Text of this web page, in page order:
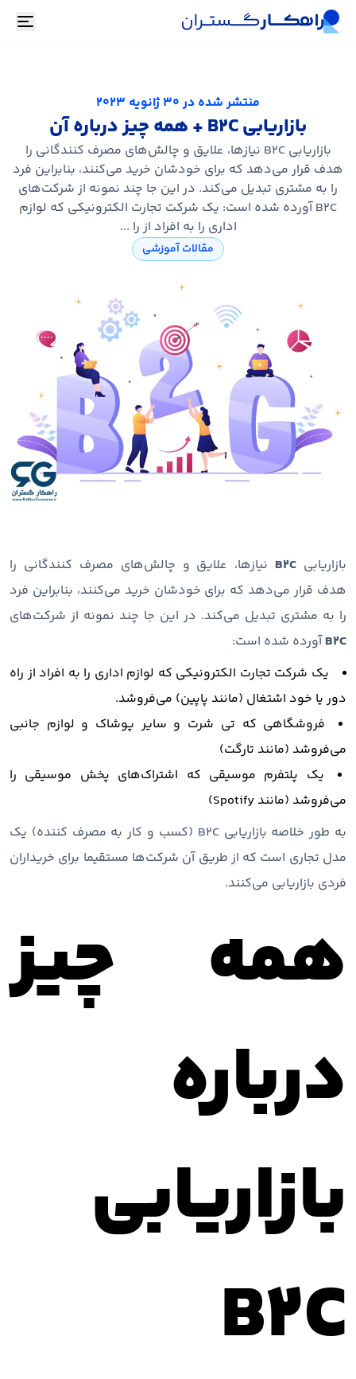
منتشر شده در30 ژانویه 2023
بازاریابی B2C + همه چیز درباره آن
بازاریابی B2C نیازها، علایق و چالش‌های مصرف ‌کنندگانی را
هدف قرار می‌دهد که برای خودشان خرید می‌کنند، بنابراین فرد
را به مشتری تبدیل می‌کند. در این جا چند نمونه از شرکت‌های
B2C آورده شده است: یک شرکت تجارت الکترونیکی که لوازم
اداری را به افراد از را ...
مقالات آموزشی
بازاریابی B2C نیازها، علایق و چالش‌های مصرف ‌کنندگانی را
هدف قرار می‌دهد که برای خودشان خرید می‌کنند، بنابراین فرد
را به مشتری تبدیل می‌کند. در این جا چند نمونه از شرکت‌های
B2Cآورده شده است:
یک شرکت تجارت الکترونیکی که لوازم اداری را به افراد از راه
دور یا خود اشتغال (مانند پاپین) می‌فروشد.
فروشگاهی که تی شرت و سایر پوشاک و لوازم جانبی
می‌فروشد (مانند تارگت)
یک پلتفرم موسیقی که اشتراک‌های پخش موسیقی را
می‌فروشد (مانند Spotify)
به طور خلاصه بازاریابی B2C (کسب و کار به مصرف کننده) یک
مدل تجاری است که از طریق آن شرکت‌ها مستقیما برای خریداران
فردی بازاریابی می‌کنند.
همه چیز
درباره
بازاریابی
B2C